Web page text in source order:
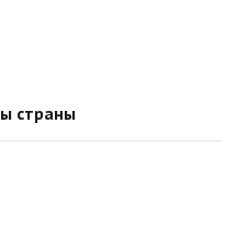
страны